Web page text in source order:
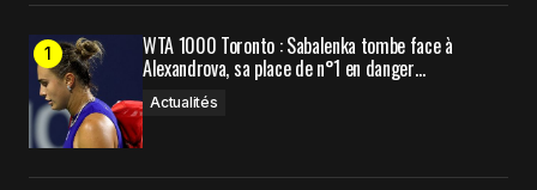
Enregistrer mon nom, mon e-mail et mon site
dans le navigateur pour mon prochain
commentaire.
WTA 1000 Toronto : Sabalenka tombe face à
Alexandrova, sa place de n°1 en danger…
Actualités